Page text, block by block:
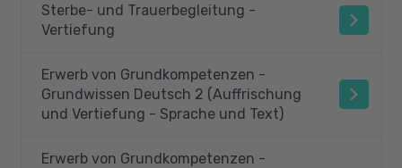
Sterbe- und Trauerbegleitung -
Vertiefung
Erwerb von Grundkompetenzen -
Grundwissen Deutsch 2 (Auffrischung
und Vertiefung - Sprache und Text)
Erwerb von Grundkompetenzen -